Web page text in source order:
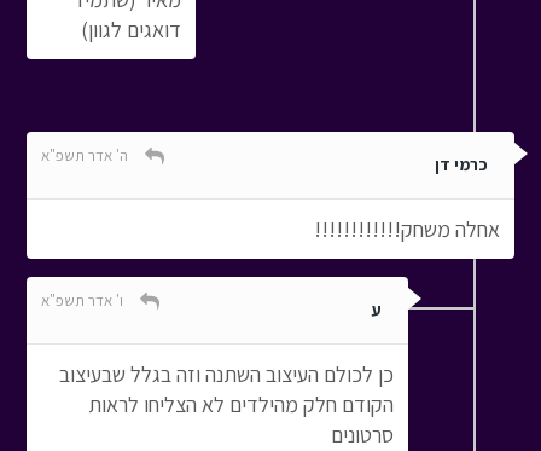
דואגים לגוון)
כרמי דן ה' אדר תשפ"א
אחלה משחק!!!!!!!!!!!!
ע ו' אדר תשפ"א
כן לכולם העיצוב השתנה וזה בגלל שבעיצוב
הקודם חלק מהילדים לא הצליחו לראות
סרטונים